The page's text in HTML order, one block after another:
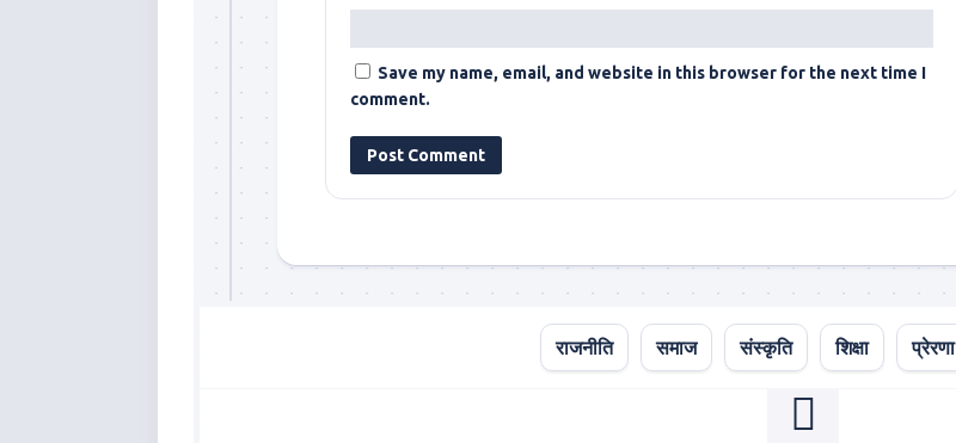
Save my name, email, and website in this browser for the next time I
comment.
राजनीति समाज संस्कृति शिक्षा प्रेरणा